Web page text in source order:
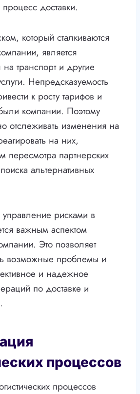
процесс доставки.
который сталкиваются
является
транспорт и другие
Непредсказуемость
к росту тарифов и
компании. Поэтому
отслеживать изменения на
на них,
пересмотра партнерских
альтернативных
рисками в
важным аспектом
Это позволяет
возможные проблемы и
и надежное
по доставке и
процессов
процессов